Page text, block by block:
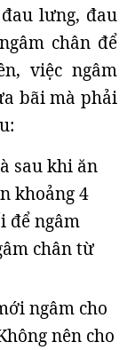
lưng, đau
chân để
việc ngâm
bãi mà phải
sau khi ăn
khoảng 4
để ngâm
chân từ
ngâm cho
nên cho